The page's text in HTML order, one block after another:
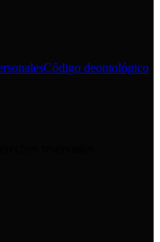
Código deontológico